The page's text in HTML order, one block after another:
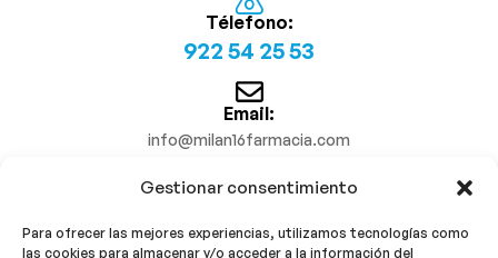
Gestionar consentimiento
Para ofrecer las mejores experiencias, utilizamos tecnologías como
las cookies para almacenar y/o acceder a la información del
Télefono:
922 54 25 53
Email:
info@milan16farmacia.com
¡Síguenos!